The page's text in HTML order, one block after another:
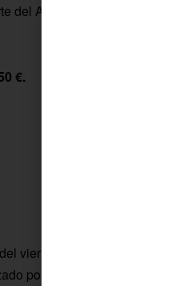
del Ayuntamiento los
€.
viernes se celebró el
por el Ayuntamiento y la